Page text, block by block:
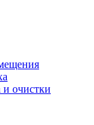
очистки